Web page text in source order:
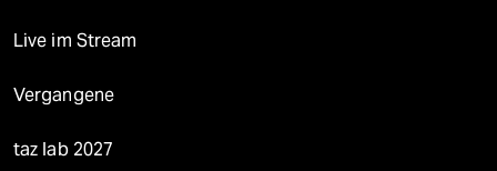
Live im Stream
Vergangene
taz lab 2027